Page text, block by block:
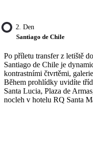
2. Den
Santiago de Chile
Po příletu transfer z letiště
Santiago de Chile je
kontrastními čtvrtěmi,
Během prohlídky uvidíte
Santa Lucia, Plaza de
nocleh v hotelu RQ Santa